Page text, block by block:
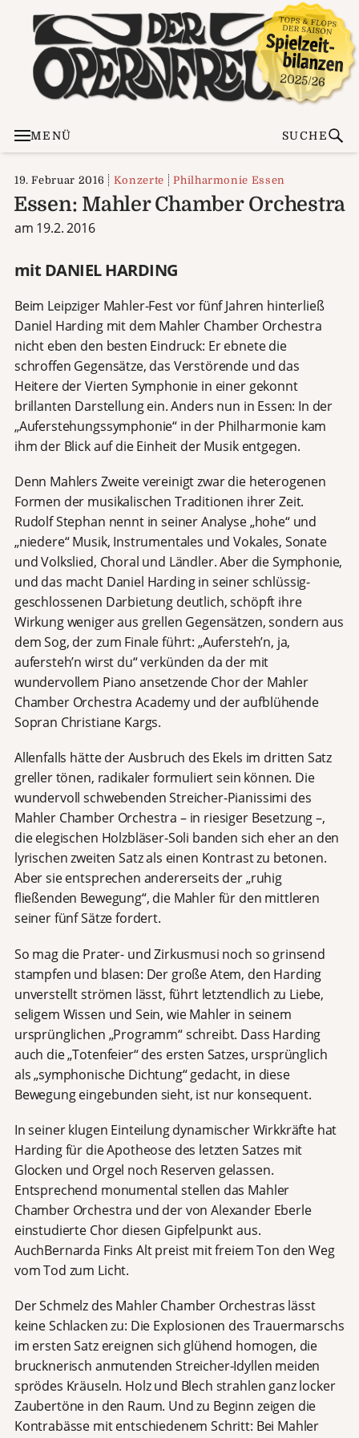
MENÜ SUCHE
19. Februar 2016 Konzerte Philharmonie Essen
Essen: Mahler Chamber Orchestra
am 19.2. 2016
mit DANIEL HARDING
Beim Leipziger Mahler-Fest vor fünf Jahren hinterließ
Daniel Harding mit dem Mahler Chamber Orchestra
nicht eben den besten Eindruck: Er ebnete die
schroffen Gegensätze, das Verstörende und das
Heitere der Vierten Symphonie in einer gekonnt
brillanten Darstellung ein. Anders nun in Essen: In der
„Auferstehungssymphonie“ in der Philharmonie kam
ihm der Blick auf die Einheit der Musik entgegen.
Denn Mahlers Zweite vereinigt zwar die heterogenen
Formen der musikalischen Traditionen ihrer Zeit.
Rudolf Stephan nennt in seiner Analyse „hohe“ und
„niedere“ Musik, Instrumentales und Vokales, Sonate
und Volkslied, Choral und Ländler. Aber die Symphonie,
und das macht Daniel Harding in seiner schlüssig-
geschlossenen Darbietung deutlich, schöpft ihre
Wirkung weniger aus grellen Gegensätzen, sondern aus
dem Sog, der zum Finale führt: „Aufersteh’n, ja,
aufersteh’n wirst du“ verkünden da der mit
wundervollem Piano ansetzende Chor der Mahler
Chamber Orchestra Academy und der aufblühende
Sopran Christiane Kargs.
Allenfalls hätte der Ausbruch des Ekels im dritten Satz
greller tönen, radikaler formuliert sein können. Die
wundervoll schwebenden Streicher-Pianissimi des
Mahler Chamber Orchestra – in riesiger Besetzung –,
die elegischen Holzbläser-Soli banden sich eher an den
lyrischen zweiten Satz als einen Kontrast zu betonen.
Aber sie entsprechen andererseits der „ruhig
fließenden Bewegung“, die Mahler für den mittleren
seiner fünf Sätze fordert.
So mag die Prater- und Zirkusmusi noch so grinsend
stampfen und blasen: Der große Atem, den Harding
unverstellt strömen lässt, führt letztendlich zu Liebe,
seligem Wissen und Sein, wie Mahler in seinem
ursprünglichen „Programm“ schreibt. Dass Harding
auch die „Totenfeier“ des ersten Satzes, ursprünglich
als „symphonische Dichtung“ gedacht, in diese
Bewegung eingebunden sieht, ist nur konsequent.
In seiner klugen Einteilung dynamischer Wirkkräfte hat
Harding für die Apotheose des letzten Satzes mit
Glocken und Orgel noch Reserven gelassen.
Entsprechend monumental stellen das Mahler
Chamber Orchestra und der von Alexander Eberle
einstudierte Chor diesen Gipfelpunkt aus.
AuchBernarda Finks Alt preist mit freiem Ton den Weg
vom Tod zum Licht.
Der Schmelz des Mahler Chamber Orchestras lässt
keine Schlacken zu: Die Explosionen des Trauermarschs
im ersten Satz ereignen sich glühend homogen, die
brucknerisch anmutenden Streicher-Idyllen meiden
sprödes Kräuseln. Holz und Blech strahlen ganz locker
Zaubertöne in den Raum. Und zu Beginn zeigen die
Kontrabässe mit entschiedenem Schritt: Bei Mahler